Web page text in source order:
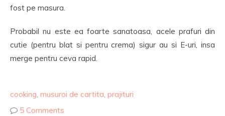
fost pe masura.
Probabil nu este ea foarte sanatoasa, acele prafuri din
cutie (pentru blat si pentru crema) sigur au si E-uri, insa
merge pentru ceva rapid.
cooking, musuroi de cartita, prajituri
5 Comments